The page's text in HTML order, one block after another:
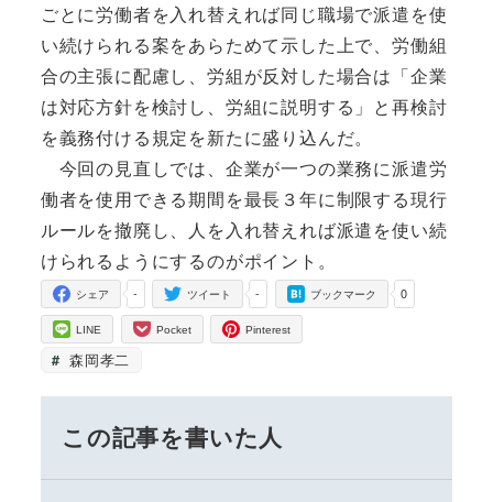
ごとに労働者を入れ替えれば同じ職場で派遣を使
い続けられる案をあらためて示した上で、労働組
合の主張に配慮し、労組が反対した場合は「企業
は対応方針を検討し、労組に説明する」と再検討
を義務付ける規定を新たに盛り込んだ。
今回の見直しでは、企業が一つの業務に派遣労
働者を使用できる期間を最長３年に制限する現行
ルールを撤廃し、人を入れ替えれば派遣を使い続
けられるようにするのがポイント。
-
シェア -
ツイート 0
ブックマーク
LINE Pocket Pinterest
森岡孝二
この記事を書いた人